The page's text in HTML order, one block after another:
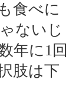
食べに
ないじ
年に1回
肢は下